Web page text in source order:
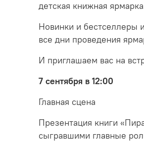
детская книжная
Новинки и бестселлеры
все дни проведения
И приглашаем вас на
7 сентября в 12:00
Главная сцена
Презентация книги
сыгравшими главные